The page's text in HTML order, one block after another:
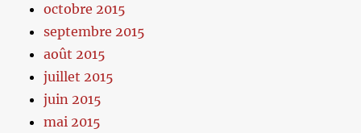
octobre 2015
septembre 2015
août 2015
juillet 2015
juin 2015
mai 2015